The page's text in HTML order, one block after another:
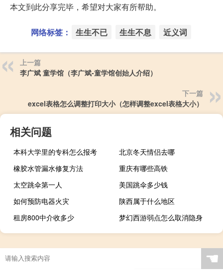
本文到此分享完毕，希望对大家有所帮助。
网络标签： 生生不已 生生不息 近义词
上一篇
李广斌 童学馆（李广斌-童学馆创始人介绍）
下一篇
excel表格怎么调整打印大小（怎样调整excel表格大小）
相关问题
本科大学里的专科怎么报考
北京冬天情侣去哪
橡胶水管漏水修复方法
重庆有哪些高铁
太空跳伞第一人
美国跳伞多少钱
如何预防电器火灾
陕西属于什么地区
租房800中介收多少
梦幻西游弱点怎么取消隐身
☚